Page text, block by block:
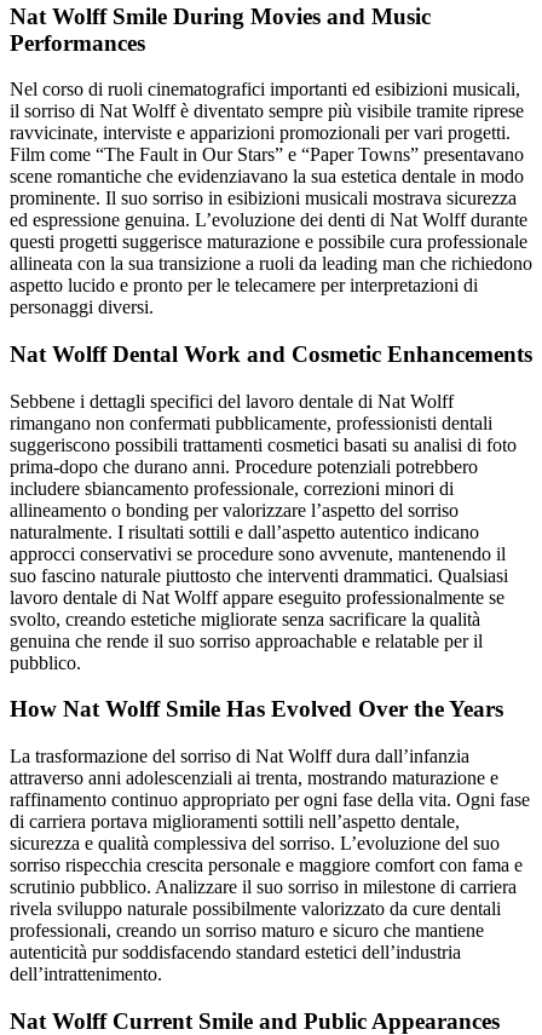
Nat Wolff Smile During Movies and Music
Performances
Nel corso di ruoli cinematografici importanti ed esibizioni musicali,
il sorriso di Nat Wolff è diventato sempre più visibile tramite riprese
ravvicinate, interviste e apparizioni promozionali per vari progetti.
Film come “The Fault in Our Stars” e “Paper Towns” presentavano
scene romantiche che evidenziavano la sua estetica dentale in modo
prominente. Il suo sorriso in esibizioni musicali mostrava sicurezza
ed espressione genuina. L’evoluzione dei denti di Nat Wolff durante
questi progetti suggerisce maturazione e possibile cura professionale
allineata con la sua transizione a ruoli da leading man che richiedono
aspetto lucido e pronto per le telecamere per interpretazioni di
personaggi diversi.
Nat Wolff Dental Work and Cosmetic Enhancements
Sebbene i dettagli specifici del lavoro dentale di Nat Wolff
rimangano non confermati pubblicamente, professionisti dentali
suggeriscono possibili trattamenti cosmetici basati su analisi di foto
prima-dopo che durano anni. Procedure potenziali potrebbero
includere sbiancamento professionale, correzioni minori di
allineamento o bonding per valorizzare l’aspetto del sorriso
naturalmente. I risultati sottili e dall’aspetto autentico indicano
approcci conservativi se procedure sono avvenute, mantenendo il
suo fascino naturale piuttosto che interventi drammatici. Qualsiasi
lavoro dentale di Nat Wolff appare eseguito professionalmente se
svolto, creando estetiche migliorate senza sacrificare la qualità
genuina che rende il suo sorriso approachable e relatable per il
pubblico.
How Nat Wolff Smile Has Evolved Over the Years
La trasformazione del sorriso di Nat Wolff dura dall’infanzia
attraverso anni adolescenziali ai trenta, mostrando maturazione e
raffinamento continuo appropriato per ogni fase della vita. Ogni fase
di carriera portava miglioramenti sottili nell’aspetto dentale,
sicurezza e qualità complessiva del sorriso. L’evoluzione del suo
sorriso rispecchia crescita personale e maggiore comfort con fama e
scrutinio pubblico. Analizzare il suo sorriso in milestone di carriera
rivela sviluppo naturale possibilmente valorizzato da cure dentali
professionali, creando un sorriso maturo e sicuro che mantiene
autenticità pur soddisfacendo standard estetici dell’industria
dell’intrattenimento.
Nat Wolff Current Smile and Public Appearances